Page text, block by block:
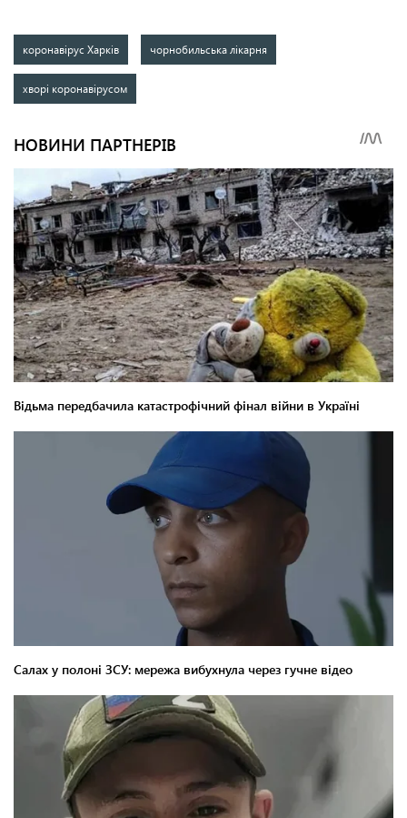
коронавірус Харків чорнобильська лікарня
хворі коронавірусом